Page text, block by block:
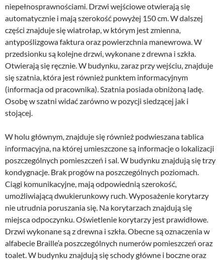
niepełnosprawnościami. Drzwi wejściowe otwierają się
automatycznie i mają szerokość powyżej 150 cm. W dalszej
części znajduje się wiatrołap, w którym jest zmienna,
antypoślizgowa faktura oraz powierzchnia manewrowa. W
przedsionku są kolejne drzwi, wykonane z drewna i szkła.
Otwierają się ręcznie. W budynku, zaraz przy wejściu, znajduje
się szatnia, która jest również punktem informacyjnym
(informacja od pracownika). Szatnia posiada obniżoną ladę.
Osobę w szatni widać zarówno w pozycji siedzącej jak i
stojącej.
W holu głównym, znajduje się również podwieszana tablica
informacyjna, na której umieszczone są informacje o lokalizacji
poszczególnych pomieszczeń i sal. W budynku znajdują się trzy
kondygnacje. Brak progów na poszczególnych poziomach.
Ciągi komunikacyjne, mają odpowiednią szerokość,
umożliwiającą dwukierunkowy ruch. Wyposażenie korytarzy
nie utrudnia poruszania się. Na korytarzach znajdują się
miejsca odpoczynku. Oświetlenie korytarzy jest prawidłowe.
Drzwi wykonane są z drewna i szkła. Obecne są oznaczenia w
alfabecie Braille’a poszczególnych numerów pomieszczeń oraz
toalet. W budynku znajdują się schody główne i boczne oraz